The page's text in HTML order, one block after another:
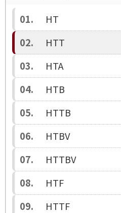
HT
HTT
HTA
HTB
HTTB
HTBV
HTTBV
HTF
HTTF